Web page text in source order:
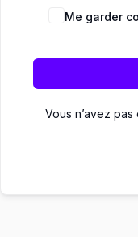
Me garder
Vous n’avez